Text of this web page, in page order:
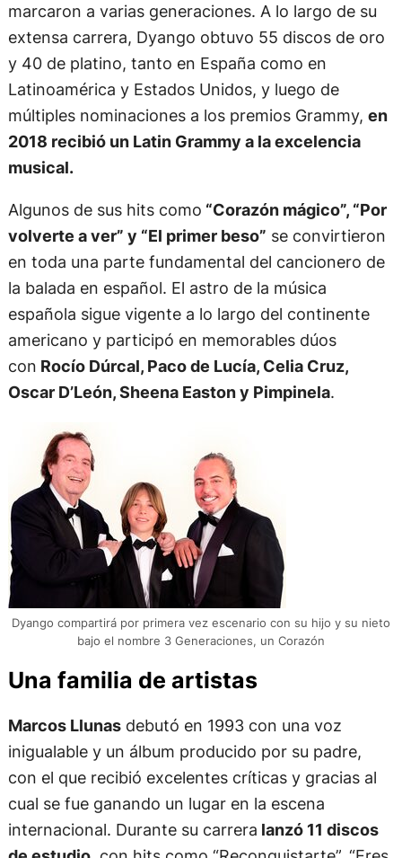
marcaron a varias generaciones. A lo largo de su
extensa carrera, Dyango obtuvo 55 discos de oro
y 40 de platino, tanto en España como en
Latinoamérica y Estados Unidos, y luego de
múltiples nominaciones a los premios Grammy, en
2018 recibió un Latin Grammy a la excelencia
musical.
Algunos de sus hits como “Corazón mágico”, “Por
volverte a ver” y “El primer beso” se convirtieron
en toda una parte fundamental del cancionero de
la balada en español. El astro de la música
española sigue vigente a lo largo del continente
americano y participó en memorables dúos
con Rocío Dúrcal, Paco de Lucía, Celia Cruz,
Oscar D’León, Sheena Easton y Pimpinela.
Dyango compartirá por primera vez escenario con su hijo y su nieto
bajo el nombre 3 Generaciones, un Corazón
Una familia de artistas
Marcos Llunasdebutó en 1993 con una voz
inigualable y un álbum producido por su padre,
con el que recibió excelentes críticas y gracias al
cual se fue ganando un lugar en la escena
internacional. Durante su carrera lanzó 11 discos